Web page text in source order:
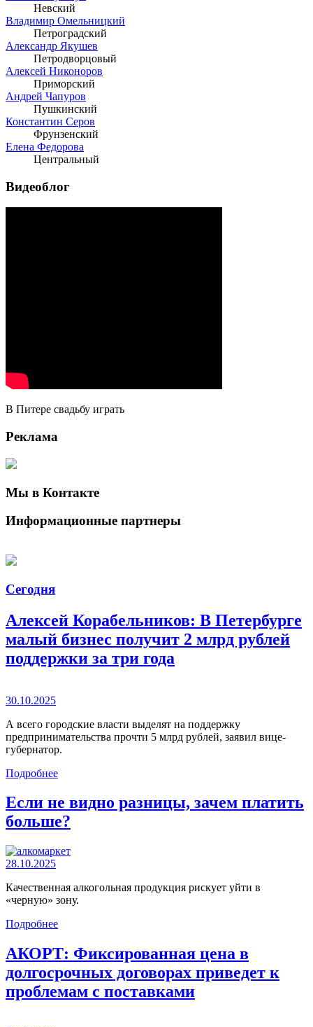
Невский
Владимир Омельницкий
Петроградский
Александр Якушев
Петродворцовый
Алексей Никоноров
Приморский
Андрей Чапуров
Пушкинский
Константин Серов
Фрунзенский
Елена Федорова
Центральный
Видеоблог
В Питере свадьбу играть
Реклама
Мы в Контакте
Информационные партнеры
Сегодня
Алексей Корабельников: В Петербурге
малый бизнес получит 2 млрд рублей
поддержки за три года
30.10.2025
А всего городские власти выделят на поддержку
предпринимательства прочти 5 млрд рублей, заявил вице-
губернатор.
Подробнее
Если не видно разницы, зачем платить
больше?
28.10.2025
Качественная алкогольная продукция рискует уйти в
«черную» зону.
Подробнее
АКОРТ: Фиксированная цена в
долгосрочных договорах приведет к
проблемам с поставками